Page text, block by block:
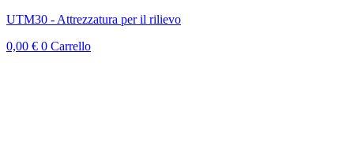
UTM30 - Attrezzatura per il rilievo
0,00 € 0 Carrello